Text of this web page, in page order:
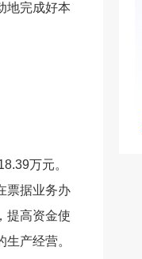
地完成好本
万元。
票据业务办
提高资金使
产经营。